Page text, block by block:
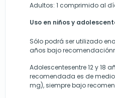
Adultos: 1 comprimido al
Uso en niños y
Sólo podrá ser utilizado
años bajo
Adolescentesentre 12 y 18
recomendada es de
mg), siempre bajo